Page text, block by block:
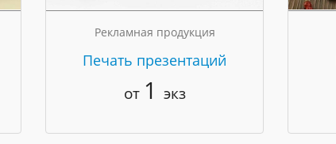
Рекламная продукция
Печать презентаций
от 1 экз